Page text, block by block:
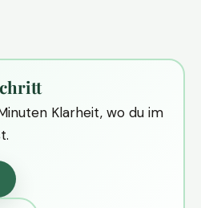
Klarheit, wo du im